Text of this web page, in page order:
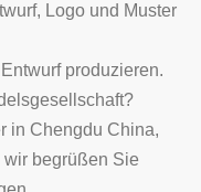
Logo und Muster
produzieren.
in Chengdu China,
begrüßen Sie